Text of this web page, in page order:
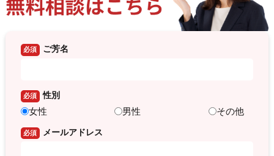
必須 ご芳名
必須 性別
女性 男性 その他
必須 メールアドレス